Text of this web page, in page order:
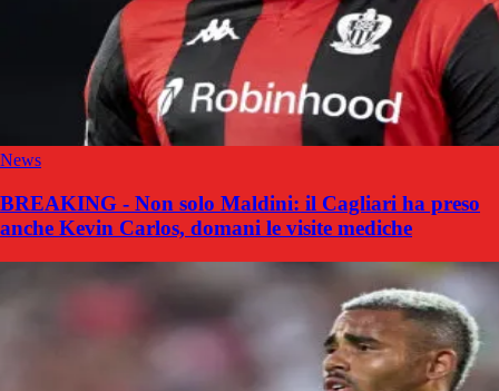
News
BREAKING - Non solo Maldini: il Cagliari ha preso
anche Kevin Carlos, domani le visite mediche